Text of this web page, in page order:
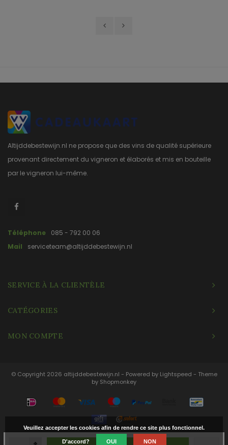
Altijddebestewijn.nl ne propose que des vins de qualité supérieure
provenant directement du vigneron et élaborés et mis en bouteille
par le vigneron lui-même.
Téléphone
085 - 792 00 06
Mail
serviceteam@altijddebestewijn.nl
SERVICE À LA CLIENTÈLE
CATÉGORIES
MON COMPTE
© Copyright 2026 altijddebestewijn.nl - Powered by Lightspeed - Theme
by Shopmonkey
Veuillez accepter les cookies afin de rendre ce site plus fonctionnel.
D'accord? OUI NON